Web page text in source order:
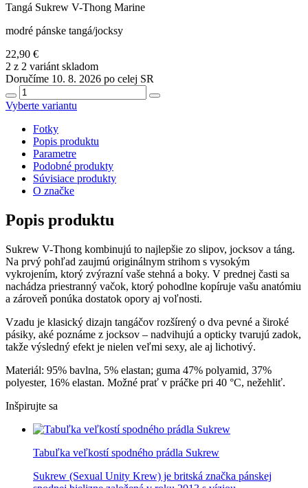
Tangá Sukrew V-Thong Marine
modré pánske tangá/jocksy
22,90 €
2 z 2 variánt skladom
Doručíme 10. 8. 2026 po celej SR
Vyberte variantu
Fotky
Popis produktu
Parametre
Podobné produkty
Súvisiace produkty
O značke
Popis produktu
Sukrew V-Thong kombinujú to najlepšie zo slipov, jocksov a táng.
Na prvý pohľad zaujmú originálnym strihom s vysokým
vykrojením, ktorý zvýrazní vaše stehná a boky. V prednej časti sa
nachádza priestranný vačok, ktorý pohodlne kopíruje vašu anatómiu
a zároveň ponúka dostatok opory aj voľnosti.
Vzadu je klasický dizajn tangáčov rozšírený o dva pevné a široké
pásiky, aké poznáme z jocksov – nadvihujú a opticky tvarujú zadok,
takže výsledný efekt je nielen veľmi sexy, ale aj lichotivý.
Materiál: 95% bavlna, 5% elastan; guma 47% polyamid, 37%
polyester, 16% elastan. Možné prať v práčke pri 40 °C, nežehliť.
Inšpirujte sa
Tabuľka veľkostí spodného prádla Sukrew
Sukrew (Sexual Unity Krew) je britská značka pánskej